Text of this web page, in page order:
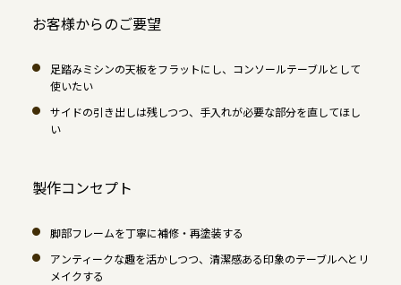
お客様からのご要望
足踏みミシンの天板をフラットにし、コンソールテーブルとして
使いたい
サイドの引き出しは残しつつ、手入れが必要な部分を直してほし
い
製作コンセプト
脚部フレームを丁寧に補修・再塗装する
アンティークな趣を活かしつつ、清潔感ある印象のテーブルへとリ
メイクする